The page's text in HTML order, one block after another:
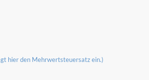
hier den Mehrwertsteuersatz ein.)